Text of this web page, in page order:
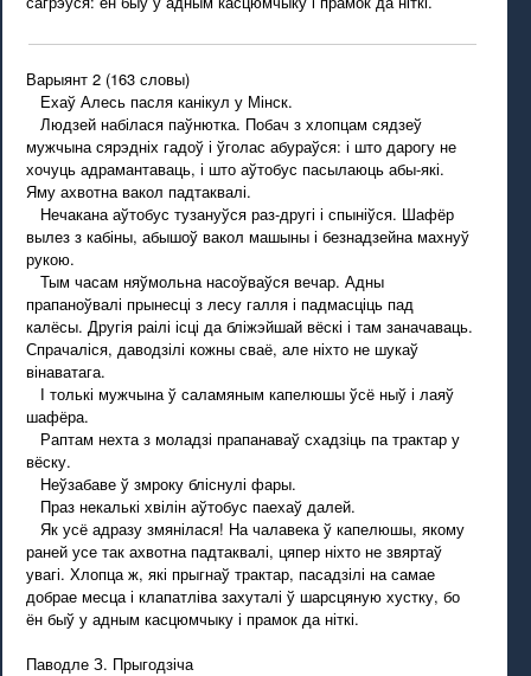
Варыянт 2 (163 словы)
Ехаў Алесь пасля канікул у Мінск.
Людзей набілася паўнютка. Побач з хлопцам сядзеў
мужчына сярэдніх гадоў і ўголас абураўся: і што дарогу не
хочуць адрамантаваць, і што аўтобус пасылаюць абы-які.
Яму ахвотна вакол падтаквалі.
Нечакана аўтобус тузануўся раз-другі і спыніўся. Шафёр
вылез з кабіны, абышоў вакол машыны і безнадзейна махнуў
рукою.
Тым часам няўмольна насоўваўся вечар. Адны
прапаноўвалі прынесці з лесу галля і падмасціць пад
калёсы. Другія раілі ісці да бліжэйшай вёскі і там заначаваць.
Спрачаліся, даводзілі кожны сваё, але ніхто не шукаў
вінаватага.
І толькі мужчына ў саламяным капелюшы ўсё ныў і лаяў
шафёра.
Раптам нехта з моладзі прапанаваў схадзіць па трактар у
вёску.
Неўзабаве ў змроку бліснулі фары.
Праз некалькі хвілін аўтобус паехаў далей.
Як усё адразу змянілася! На чалавека ў капелюшы, якому
раней усе так ахвотна падтаквалі, цяпер ніхто не звяртаў
увагі. Хлопца ж, які прыгнаў трактар, пасадзілі на самае
добрае месца і клапатліва захуталі ў шарсцяную хустку, бо
ён быў у адным касцюмчыку і прамок да ніткі.
Паводле З. Прыгодзіча